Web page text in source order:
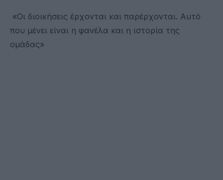
«Οι διοικήσεις έρχονται και παρέρχονται. Αυτό
που μένει είναι η φανέλα και η ιστορία της
ομάδας»